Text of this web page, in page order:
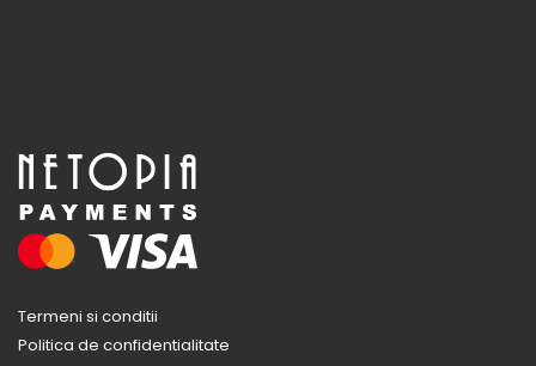
Termeni si conditii
Politica de confidentialitate